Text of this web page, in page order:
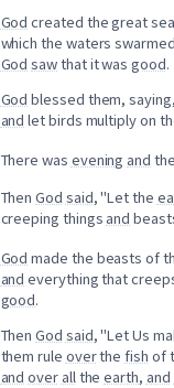
God created the great
which the waters
God sawthat it wasgood.
God blessed them,
and let birds multiply on
There was evening and
ThenGod said, "Let the
creeping things and
God made the beasts of
and everything that
good.
ThenGod said, "Let Us
them rule overthefish of
and over alltheearth, and